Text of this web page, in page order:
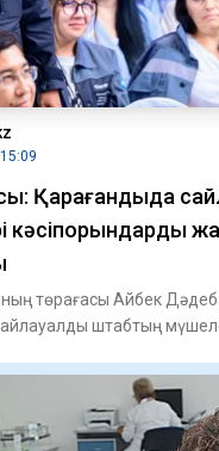
Қарағандыда
кәсіпорындарды
төрағасы Айбек
штабтың